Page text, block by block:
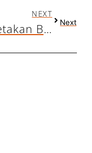
NEXT
Peletakan Batu Pertama Sumur Air Bersih Masjid Baitul Muhtadin: Ikhtiar Tingkatkan Kualitas Hidup Masyarakat Pesisir Next